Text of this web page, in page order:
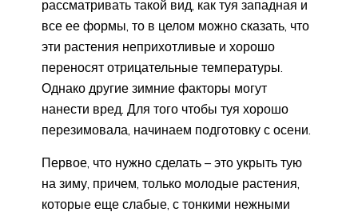
рассматривать такой вид, как туя западная и
все ее формы, то в целом можно сказать, что
эти растения неприхотливые и хорошо
переносят отрицательные температуры.
Однако другие зимние факторы могут
нанести вред. Для того чтобы туя хорошо
перезимовала, начинаем подготовку с осени.
Первое, что нужно сделать – это укрыть тую
на зиму, причем, только молодые растения,
которые еще слабые, с тонкими нежными